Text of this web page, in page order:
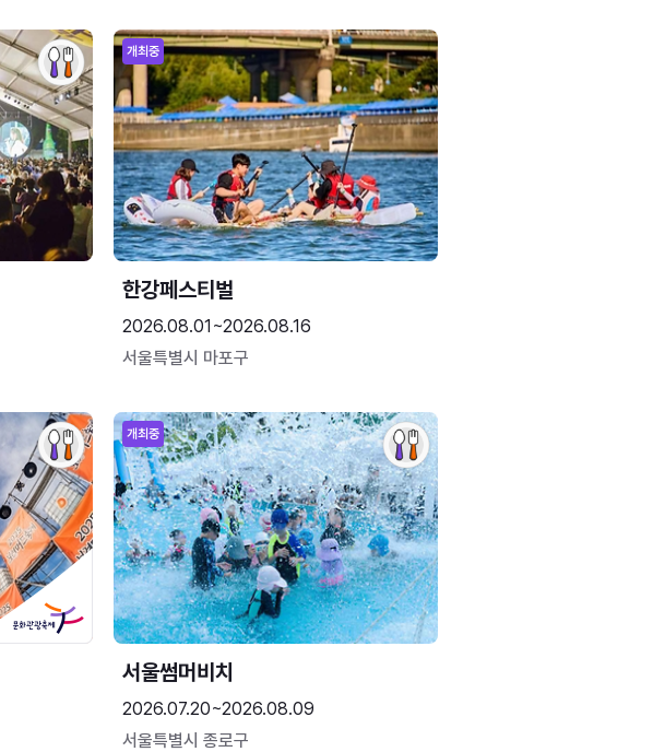
개최중
한강페스티벌
2026.08.01~2026.08.16
서울특별시 마포구
개최중
서울썸머비치
2026.07.20~2026.08.09
서울특별시 종로구